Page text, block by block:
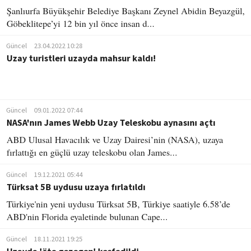
Şanlıurfa Büyükşehir Belediye Başkanı Zeynel Abidin Beyazgül,
Göbeklitepe’yi 12 bin yıl önce insan d...
Güncel 23.04.2022 10:28
Uzay turistleri uzayda mahsur kaldı!
Güncel 09.01.2022 07:44
NASA'nın James Webb Uzay Teleskobu aynasını açtı
ABD Ulusal Havacılık ve Uzay Dairesi’nin (NASA), uzaya
fırlattığı en güçlü uzay teleskobu olan James...
Güncel 19.12.2021 05:44
Türksat 5B uydusu uzaya fırlatıldı
Türkiye'nin yeni uydusu Türksat 5B, Türkiye saatiyle 6.58’de
ABD'nin Florida eyaletinde bulunan Cape...
Güncel 18.11.2021 19:25